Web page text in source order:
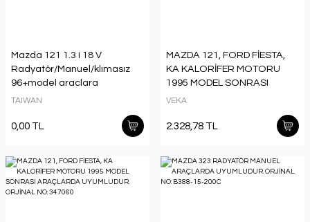
Mazda 121 1.3 i 18 V
Radyatör/Manuel/klımasız
96+model araclara
uyumlu/Orjınal No:1E04-15-
TAIWAN
0,00 TL
MAZDA 121, FORD FİESTA,
KA KALORİFER MOTORU
1995 MODEL SONRASI
ARAÇLARDA UYUMLUDUR.
VEKA
2.328,78 TL